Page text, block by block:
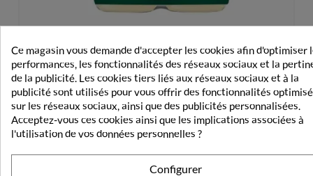
Klorane Bébé Gel Lavant Doux 2X500ml
13,10 €
Ce magasin vous demande d'accepter les cookies afin d'optimiser
performances, les fonctionnalités des réseaux sociaux et la
de la publicité. Les cookies tiers liés aux réseaux sociaux et à la
publicité sont utilisés pour vous offrir des fonctionnalités
sur les réseaux sociaux, ainsi que des publicités personnalisées.
Acceptez-vous ces cookies ainsi que les implications associées à
l'utilisation de vos données personnelles ?
Configurer